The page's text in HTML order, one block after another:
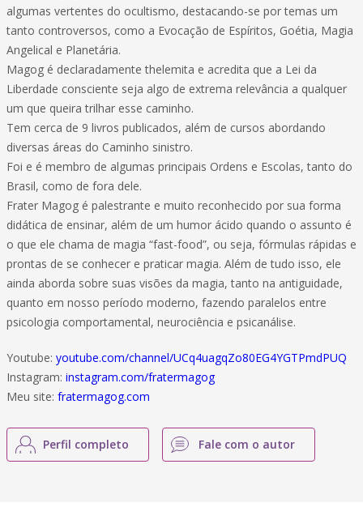
algumas vertentes do ocultismo, destacando-se por temas um
tanto controversos, como a Evocação de Espíritos, Goétia, Magia
Angelical e Planetária.
Magog é declaradamente thelemita e acredita que a Lei da
Liberdade consciente seja algo de extrema relevância a qualquer
um que queira trilhar esse caminho.
Tem cerca de 9 livros publicados, além de cursos abordando
diversas áreas do Caminho sinistro.
Foi e é membro de algumas principais Ordens e Escolas, tanto do
Brasil, como de fora dele.
Frater Magog é palestrante e muito reconhecido por sua forma
didática de ensinar, além de um humor ácido quando o assunto é
o que ele chama de magia “fast-food”, ou seja, fórmulas rápidas e
prontas de se conhecer e praticar magia. Além de tudo isso, ele
ainda aborda sobre suas visões da magia, tanto na antiguidade,
quanto em nosso período moderno, fazendo paralelos entre
psicologia comportamental, neurociência e psicanálise.
Youtube: youtube.com/channel/UCq4uagqZo80EG4YGTPmdPUQ
Instagram: instagram.com/fratermagog
Meu site: fratermagog.com
Perfil completo Fale com o autor